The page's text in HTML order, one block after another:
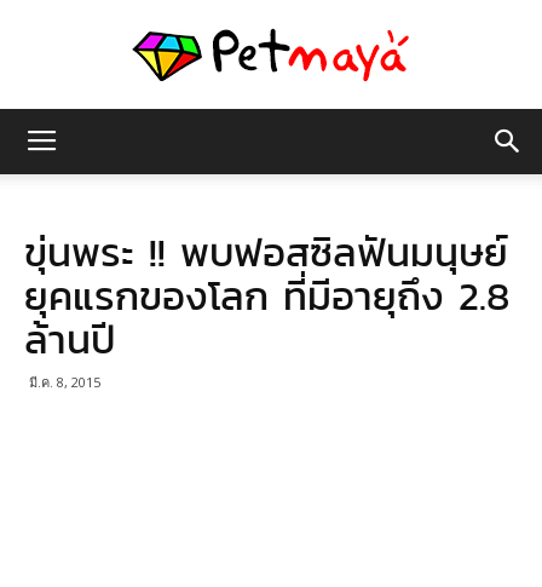
มายา
ขุ่นพระ !! พบฟอสซิลฟันมนุษย์
ยุคแรกของโลก ที่มีอายุถึง 2.8
ล้านปี
มี.ค. 8, 2015